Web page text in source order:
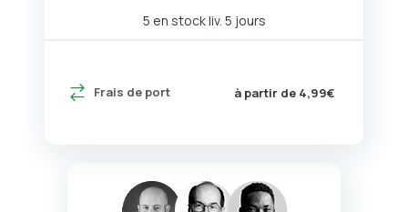
5 en stock liv. 5 jours
Frais de port à partir de 4,99€